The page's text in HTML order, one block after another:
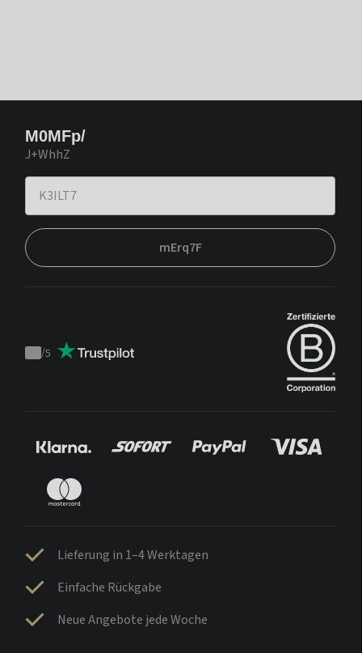
M0MFp/
J+WhhZ
mErq7F
Trustpilot
/5
Lieferung in 1–4 Werktagen
Einfache Rückgabe
Neue Angebote jede Woche